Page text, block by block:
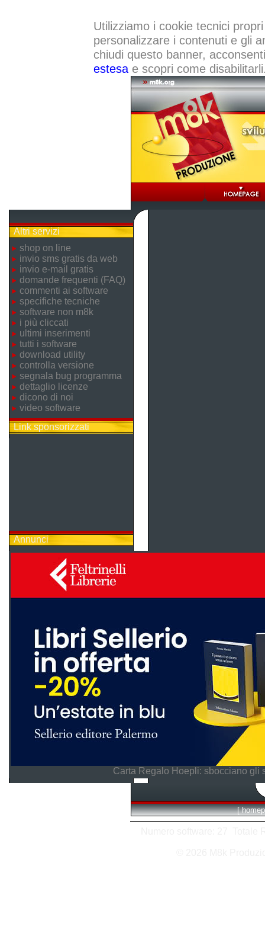
Utilizziamo i cookie tecnici
personalizzare i contenuti e gli
chiudi questo banner,
estesae scopri come
Altri servizi
shop on line
invio sms gratis da web
invio e-mail gratis
domande frequenti (FAQ)
commenti ai software
specifiche tecniche
software non m8k
i più cliccati
ultimi inserimenti
tutti i software
download utility
controlla versione
segnala bug programma
dettaglio licenze
dicono di noi
video software
Link sponsorizzati
Annunci
Carta Regalo Hoepli: sbocciano gli
[